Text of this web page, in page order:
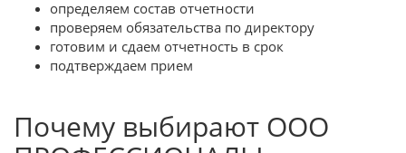
определяем состав отчетности
проверяем обязательства по директору
готовим и сдаем отчетность в срок
подтверждаем прием
Почему выбирают ООО